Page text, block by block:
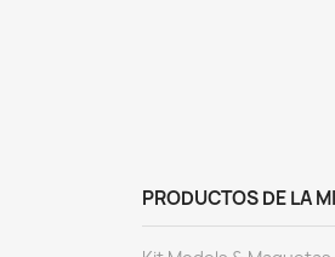
PRODUCTOS DE LA